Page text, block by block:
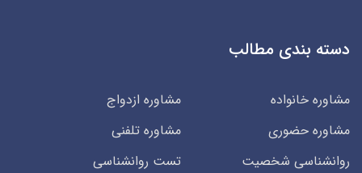
دسته بندی مطالب
مشاوره خانواده
مشاوره ازدواج
مشاوره حضوری
مشاوره تلفنی
روانشناسی شخصیت
تست روانشناسی